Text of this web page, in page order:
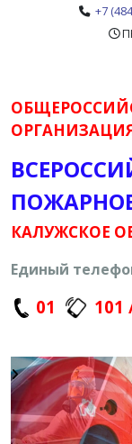
+7
КАЛУЖСКОЕ
Единый
01 101